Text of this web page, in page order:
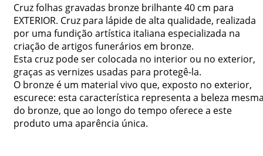
Cruz folhas gravadas bronze brilhante 40 cm para
EXTERIOR. Cruz para lápide de alta qualidade, realizada
por uma fundição artística italiana especializada na
criação de artigos funerários em bronze.
Esta cruz pode ser colocada no interior ou no exterior,
graças as vernizes usadas para protegê-la.
O bronze é um material vivo que, exposto no exterior,
escurece: esta característica representa a beleza
do bronze, que ao longo do tempo oferece a este
produto uma aparência única.